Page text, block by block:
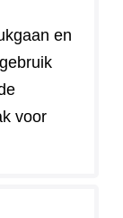
en
voor